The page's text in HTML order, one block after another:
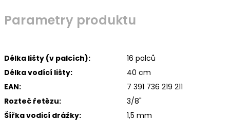
Parametry produktu
Délka lišty (v palcích):
16 palců
Délka vodící lišty:
40 cm
EAN:
7 391 736 219 211
Rozteč řetězu:
3/8"
Šířka vodicí drážky:
1,5 mm